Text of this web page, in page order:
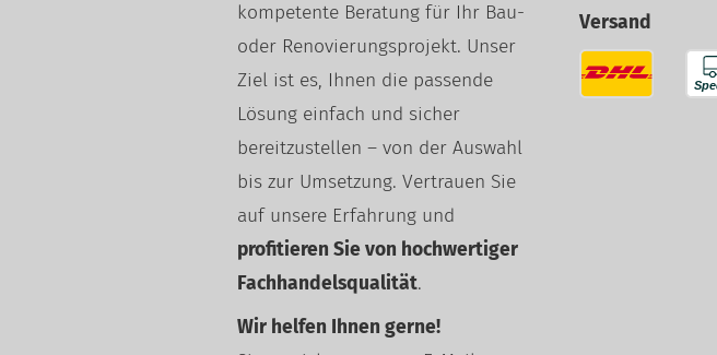
kompetente Beratung für Ihr Bau-
oder Renovierungsprojekt. Unser
Ziel ist es, Ihnen die passende
Lösung einfach und sicher
bereitzustellen – von der Auswahl
bis zur Umsetzung. Vertrauen Sie
auf unsere Erfahrung und
profitieren Sie von hochwertiger
Fachhandelsqualität.
Wir helfen Ihnen gerne!
Versand